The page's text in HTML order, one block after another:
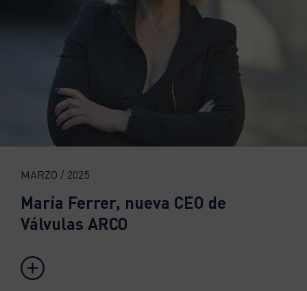
MARZO / 2025
María Ferrer, nueva CEO de
Válvulas ARCO